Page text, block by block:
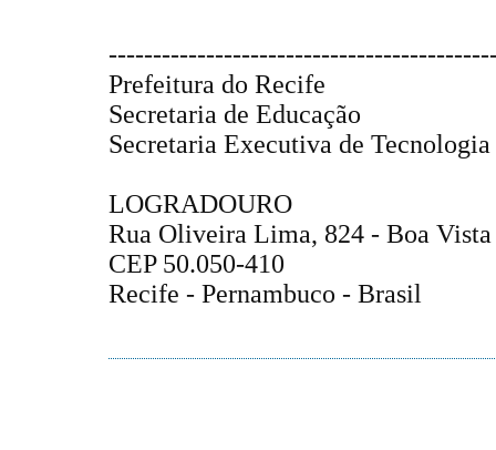
Prefeitura do Recife
Secretaria de Educação
Secretaria Executiva de Tecnologia
LOGRADOURO
Rua Oliveira Lima, 824 - Boa Vista
CEP 50.050-410
Recife - Pernambuco - Brasil